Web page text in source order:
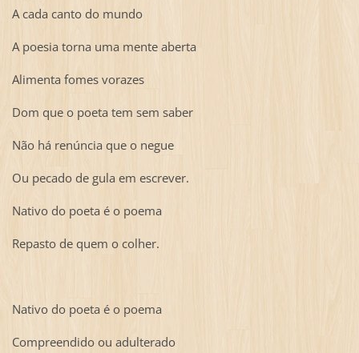
A cada canto do mundo
A poesia torna uma mente aberta
Alimenta fomes vorazes
Dom que o poeta tem sem saber
Não há renúncia que o negue
Ou pecado de gula em escrever.
Nativo do poeta é o poema
Repasto de quem o colher.
Nativo do poeta é o poema
Compreendido ou adulterado